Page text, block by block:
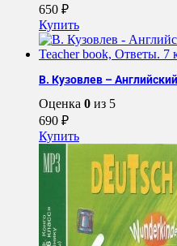
650 ₽
Купить
Оценка 0 из 5
690 ₽
Купить